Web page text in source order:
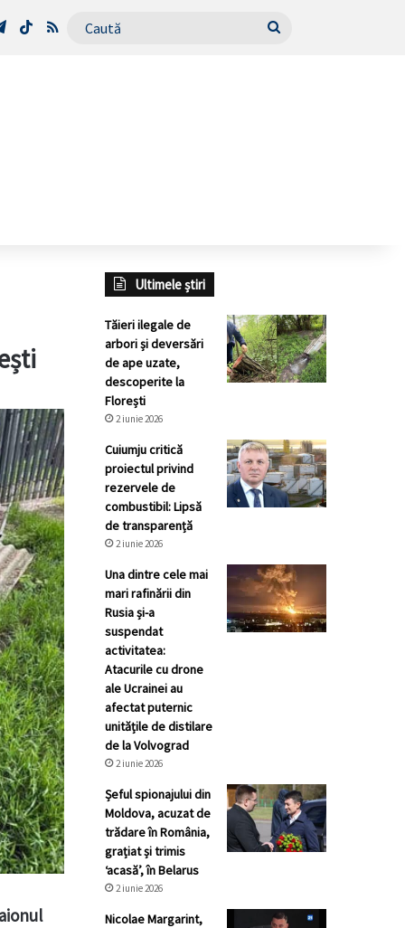
Telegram
TikTokRSS Caută
Ultimele știri
Tăieri ilegale de
arbori și deversări
de ape uzate,
descoperite la
Florești
2 iunie 2026
Cuiumju critică
proiectul privind
rezervele de
combustibil: Lipsă
de transparență
2 iunie 2026
Una dintre cele mai
mari rafinării din
Rusia și-a
suspendat
activitatea:
Atacurile cu drone
ale Ucrainei au
afectat puternic
unitățile de distilare
de la Volvograd
2 iunie 2026
Șeful spionajului din
Moldova, acuzat de
trădare în România,
grațiat și trimis
‘acasă’, în Belarus
2 iunie 2026
Nicolae Margarint,